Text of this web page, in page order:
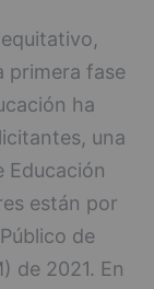
primera fase
ha
una
Educación
están por
de
de 2021. En